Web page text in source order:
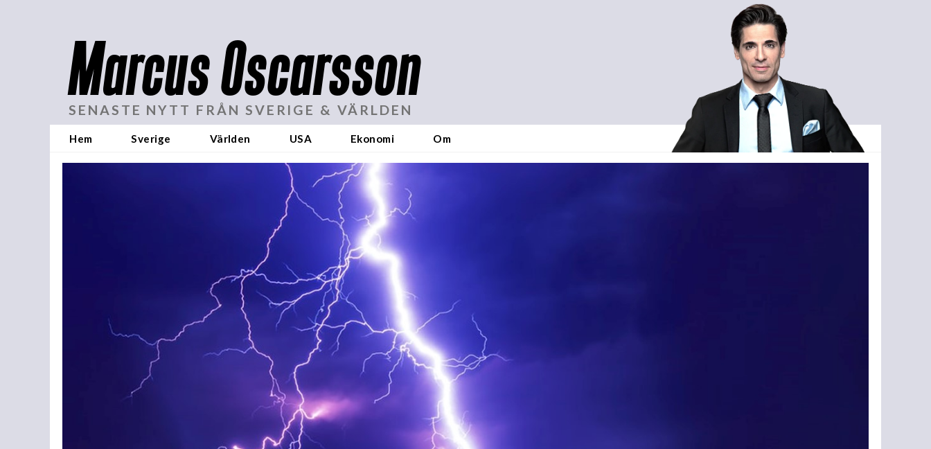
Marcus Oscarsson
SENASTE NYTT FRÅN SVERIGE & VÄRLDEN
Hem Sverige Världen USA Ekonomi Om